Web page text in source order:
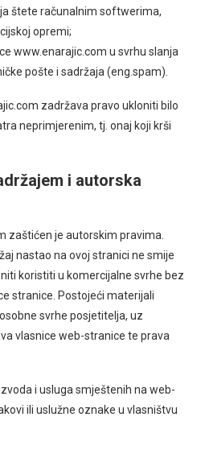
štete računalnim softwerima,
opremi;
www.enarajic.com u svrhu slanja
pošte i sadržaja (eng.spam).
zadržava pravo ukloniti bilo
neprimjerenim, tj. onaj koji krši
i autorska
zaštićen je autorskim pravima.
nastao na ovoj stranici ne smije
koristiti u komercijalne svrhe bez
stranice. Postojeći materijali
svrhe posjetitelja, uz
vlasnice web-stranice te prava
i usluga smještenih na web-
ili uslužne oznake u vlasništvu